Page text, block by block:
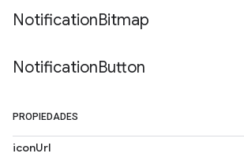
NotificationBitmap
NotificationButton
PROPIEDADES
iconUrl